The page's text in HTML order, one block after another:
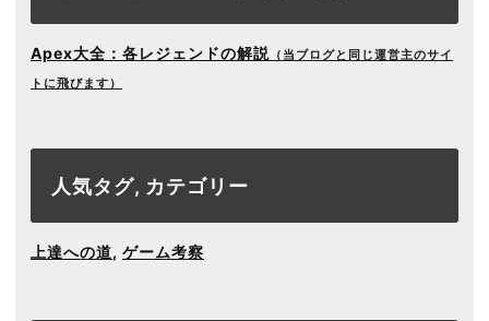
Apex大全：各レジェンドの解説 （当ブログと同じ運営主のサイ
トに飛びます）
人気タグ, カテゴリー
上達への道, ゲーム考察